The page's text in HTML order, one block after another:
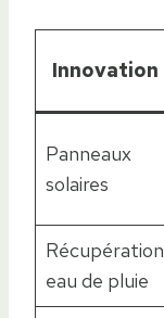
Innovation
Panneaux
solaires
Récupération
eau de pluie